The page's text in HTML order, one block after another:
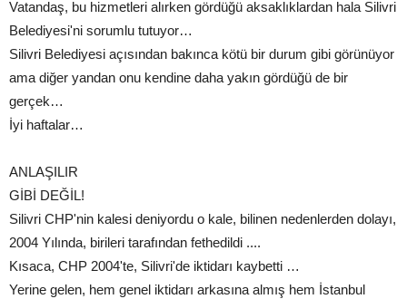
Vatandaş, bu hizmetleri alırken gördüğü aksaklıklardan hala Silivri
Belediyesi'ni sorumlu tutuyor…
Silivri Belediyesi açısından bakınca kötü bir durum gibi görünüyor
ama diğer yandan onu kendine daha yakın gördüğü de bir
gerçek…
İyi haftalar…
ANLAŞILIR
GİBİ DEĞİL!
Silivri CHP'nin kalesi deniyordu o kale, bilinen nedenlerden dolayı,
2004 Yılında, birileri tarafından fethedildi ....
Kısaca, CHP 2004'te, Silivri'de iktidarı kaybetti …
Yerine gelen, hem genel iktidarı arkasına almış hem İstanbul